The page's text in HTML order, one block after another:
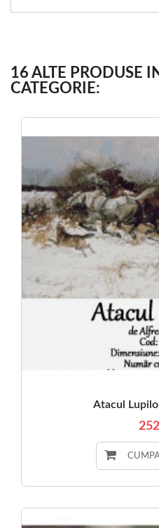
16 ALTE PRODUSE
CATEGORIE:
Atacul